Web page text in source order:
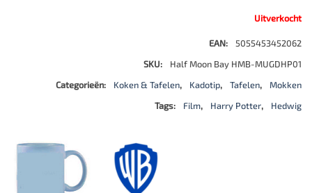
Uitverkocht
EAN:
5055453452062
SKU:
Half Moon Bay HMB-MUGDHP01
Categorieën:
Koken & Tafelen, Kadotip, Tafelen,
Mokken
Tags:
Film, Harry Potter, Hedwig